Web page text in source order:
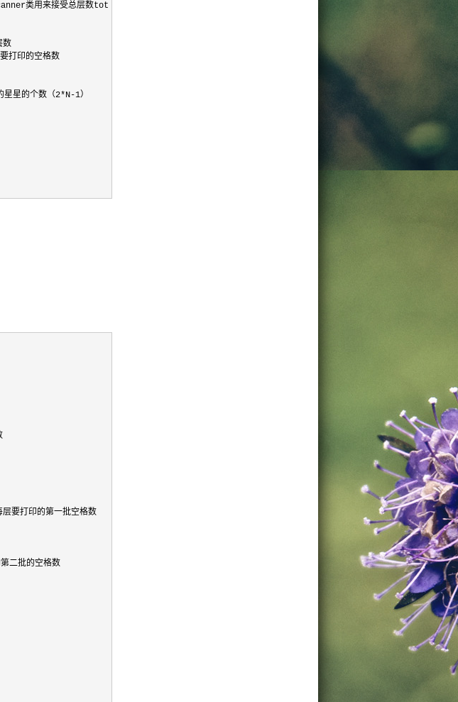
类用来接受总层数totalLevel
数
印的空格数
星的个数（2*N-1）
打印的第一批空格数
二批的空格数